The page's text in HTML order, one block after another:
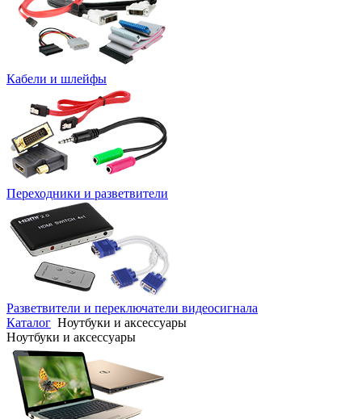
Кабели и шлейфы
Переходники и разветвители
Разветвители и переключатели видеосигнала
Каталог Ноутбуки и аксессуары
Ноутбуки и аксессуары